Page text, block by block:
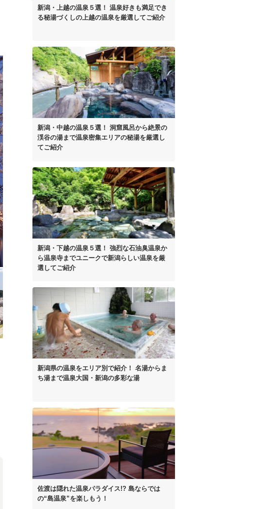
新潟・上越の温泉５選！ 温泉好きも満足でき
る秘湯づくしの 上越の温泉を厳選してご紹介
新潟・中越の温泉５選！ 洞窟風呂から絶景の
渓谷の湯まで温泉密集エリアの秘湯を厳選し
てご紹介
新潟・下越の温泉５選！ 強烈な石油臭温泉か
ら温泉寺までユニークで新潟らしい温泉を厳
選してご紹介
新潟県の温泉をエリア別で紹介！ 名湯からま
ち湯まで温泉大国・新潟の多彩な湯
佐渡は隠れた温泉パラダイス!? 島ならでは
の“島温泉”を楽しもう！